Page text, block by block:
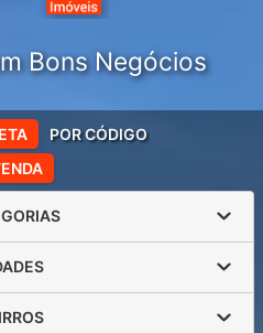
Bons Negócios
POR CÓDIGO